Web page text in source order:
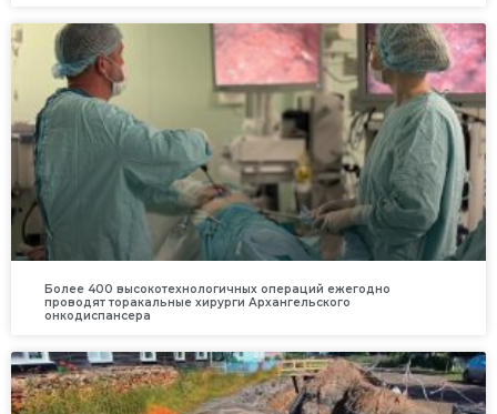
Более 400 высокотехнологичных операций ежегодно
проводят торакальные хирурги Архангельского
онкодиспансера